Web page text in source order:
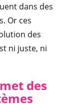
dans des
Or ces
des
ni juste, ni
des